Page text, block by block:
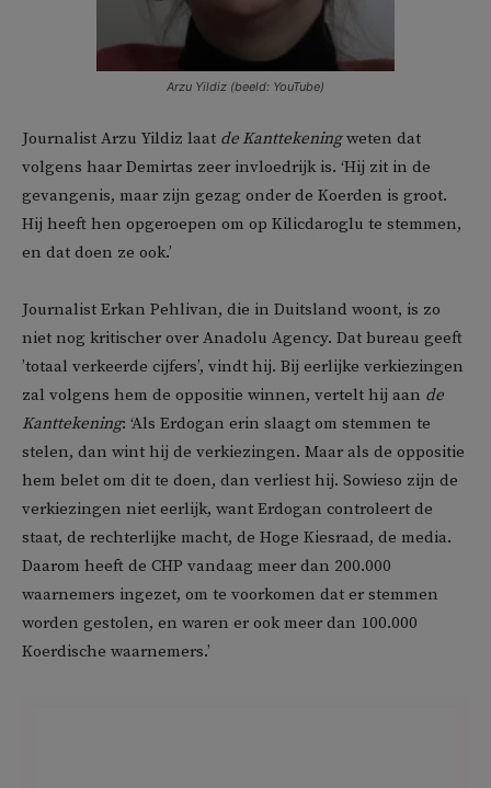
Arzu Yildiz (beeld: YouTube)
Journalist Arzu Yildiz laat de Kanttekeningweten dat
volgens haar Demirtas zeer invloedrijk is. ‘Hij zit in de
gevangenis, maar zijn gezag onder de Koerden is groot.
Hij heeft hen opgeroepen om op Kilicdaroglu te stemmen,
en dat doen ze ook.’
Journalist Erkan Pehlivan, die in Duitsland woont, is zo
niet nog kritischer over Anadolu Agency. Dat bureau geeft
’totaal verkeerde cijfers’, vindt hij. Bij eerlijke verkiezingen
zal volgens hem de oppositie winnen, vertelt hij aan de
Kanttekening: ‘Als Erdogan erin slaagt om stemmen te
stelen, dan wint hij de verkiezingen. Maar als de oppositie
hem belet om dit te doen, dan verliest hij. Sowieso zijn de
verkiezingen niet eerlijk, want Erdogan controleert de
staat, de rechterlijke macht, de Hoge Kiesraad, de media.
Daarom heeft de CHP vandaag meer dan 200.000
waarnemers ingezet, om te voorkomen dat er stemmen
worden gestolen, en waren er ook meer dan 100.000
Koerdische waarnemers.’